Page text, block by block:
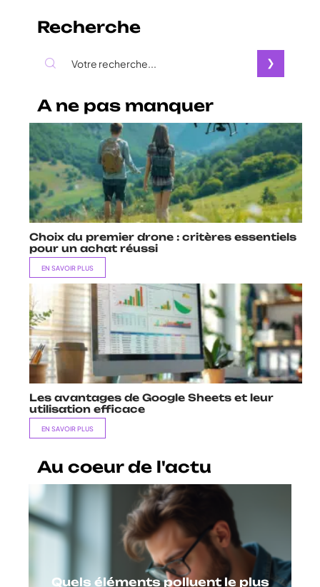
Recherche
A ne pas manquer
Choix du premier drone : critères essentiels
pour un achat réussi
EN SAVOIR PLUS
Les avantages de Google Sheets et leur
utilisation efficace
EN SAVOIR PLUS
Au coeur de l'actu
Quels éléments polluent le plus